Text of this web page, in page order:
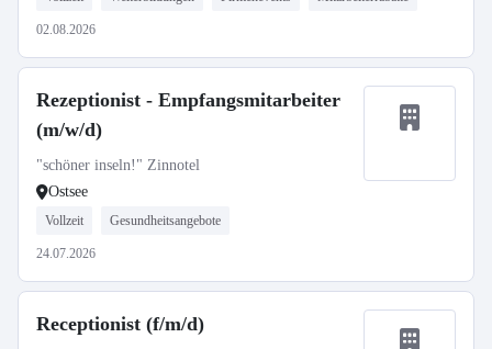
02.08.2026
Rezeptionist - Empfangsmitarbeiter
(m/w/d)
"schöner inseln!" Zinnotel
Ostsee
Vollzeit Gesundheitsangebote
24.07.2026
Receptionist (f/m/d)